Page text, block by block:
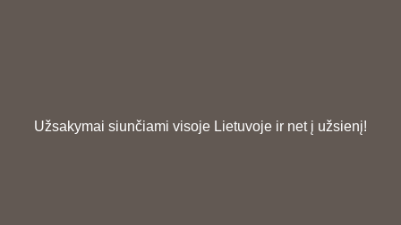
Užsakymai siunčiami visoje Lietuvoje ir net į užsienį!